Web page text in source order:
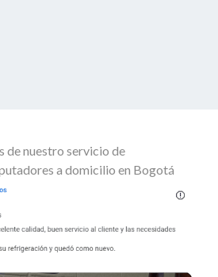
de nuestro servicio de
a domicilio en Bogotá